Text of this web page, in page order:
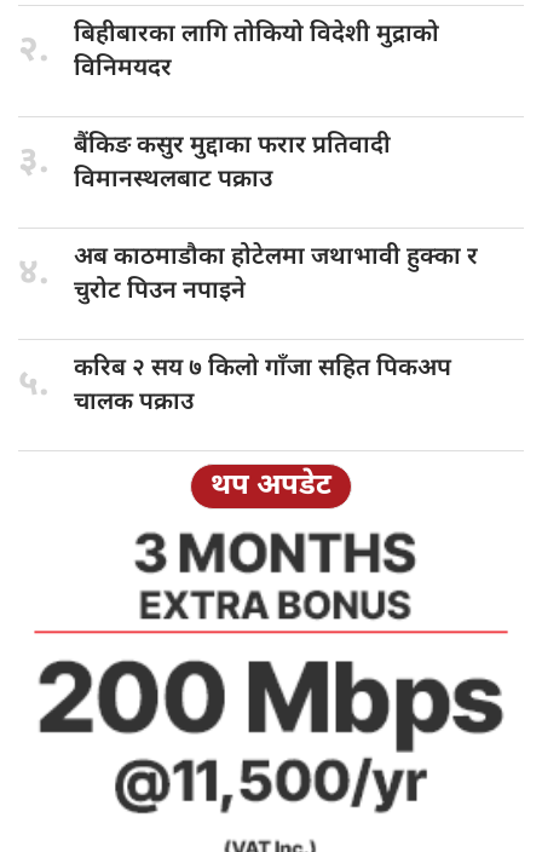
२. बिहीबारका लागितोकियो विदेशी मुद्राको
विनिमयदर
३. बैंकिङ कसुरमुद्दाका फरार प्रतिवादी
विमानस्थलबाट पक्राउ
४. अब काठमाडौकाहोटेलमा जथाभावी हुक्का र
चुरोट पिउन नपाइने
५. करिब २ सय ७ किलो गाँजा सहित पिकअप
चालक पक्राउ
थप अपडेट